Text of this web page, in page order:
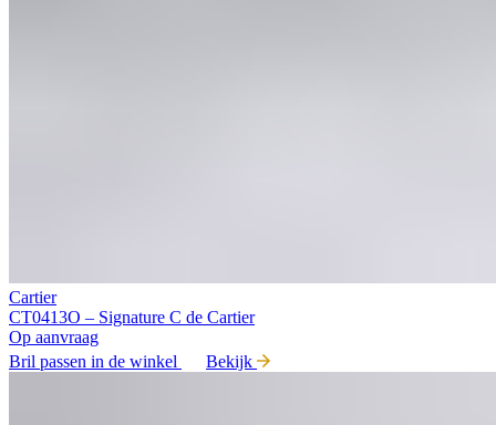
Cartier
CT0413O – Signature C de Cartier
Op aanvraag
Bril passen in de winkel
Bekijk